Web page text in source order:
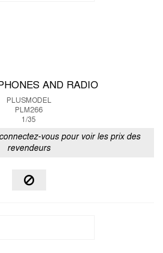
AND RADIO
PLUSMODEL
PLM266
1/35
vous pour voir les prix des
revendeurs